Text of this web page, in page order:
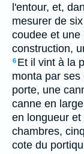
l'entour, et,
mesurer de
coudee et une
construction,
6 Et il vint à la
monta par
porte, une
canne en
en longueur
chambres,
cote du